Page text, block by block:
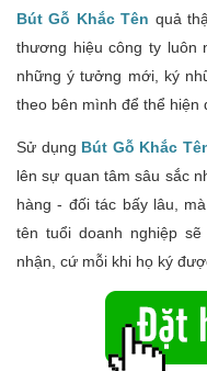
Bút Gỗ Khắc Tên quả
thương hiệu công ty luôn
những ý tưởng mới, ký
theo bên mình để thể hiện
Sử dụng Bút Gỗ Khắc
lên sự quan tâm sâu sắc
hàng - đối tác bấy lâu,
tên tuổi doanh nghiệp
nhận, cứ mỗi khi họ ký